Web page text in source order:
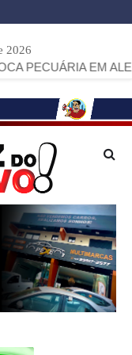
2026
EM ALERTA: